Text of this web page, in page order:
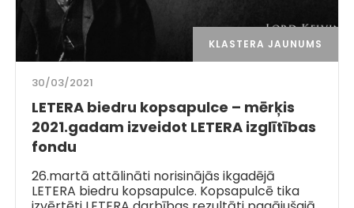
KLASTERA JAUNUMS
30/03/2021
LETERA biedru kopsapulce – mērķis
2021.gadam izveidot LETERA izglītības
fondu
26.martā attālināti norisinājās ikgadējā
LETERA biedru kopsapulce. Kopsapulcē tika